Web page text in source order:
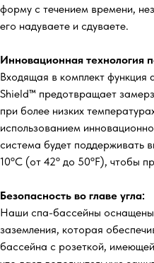
форму с течением времени,
его надуваете и сдуваете.
Инновационная технология
Входящая в комплект функция
Shield™ предотвращает
при более низких
использованием
система будет поддерживать
10ºC (от 42º до 50ºF), чтобы
Безопасность во главе угла:
Наши спа-бассейны
заземления, которая
бассейна с розеткой,